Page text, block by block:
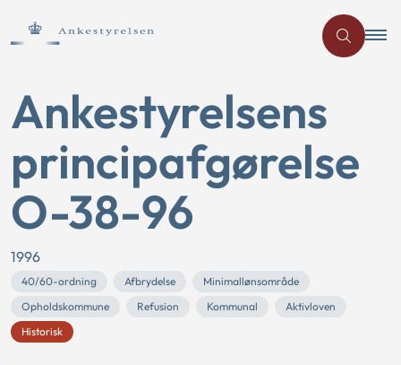
Ankestyrelsens
principafgørelse
O-38-96
1996
40/60-ordning Afbrydelse
Minimallønsområde
Opholdskommune
Refusion Kommunal
Aktivloven
Historisk